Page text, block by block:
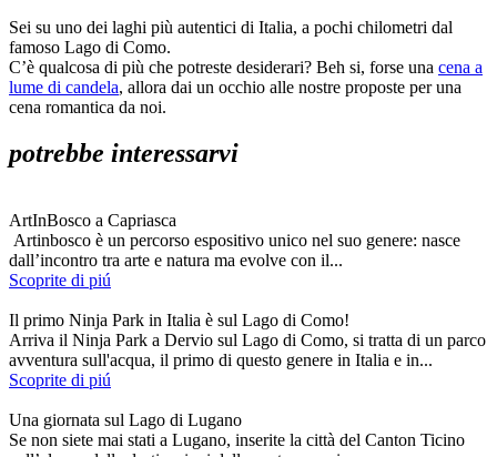
Sei su uno dei laghi più autentici di Italia, a pochi chilometri dal
famoso Lago di Como.
C’è qualcosa di più che potreste desiderari? Beh si, forse una cena a
lume di candela, allora dai un occhio alle nostre proposte per una
cena romantica da noi.
potrebbe interessarvi
ArtInBosco a Capriasca
Artinbosco è un percorso espositivo unico nel suo genere: nasce
dall’incontro tra arte e natura ma evolve con il...
Scoprite di piú
Il primo Ninja Park in Italia è sul Lago di Como!
Arriva il Ninja Park a Dervio sul Lago di Como, si tratta di un parco
avventura sull'acqua, il primo di questo genere in Italia e in...
Scoprite di piú
Una giornata sul Lago di Lugano
Se non siete mai stati a Lugano, inserite la città del Canton Ticino